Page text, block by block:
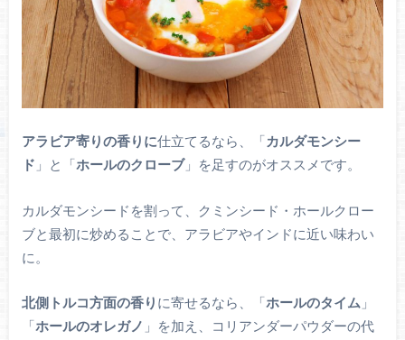
アラビア寄りの香りに仕立てるなら、「カルダモンシー
ド 」と「ホールのクローブ」を足すのがオススメです。
カルダモンシードを割って、クミンシード・ホールクロー
ブと最初に炒めることで、アラビアやインドに近い味わい
に。
北側トルコ方面の香り に寄せるなら、「ホールのタイム 」
「ホールのオレガノ 」を加え、コリアンダーパウダーの代